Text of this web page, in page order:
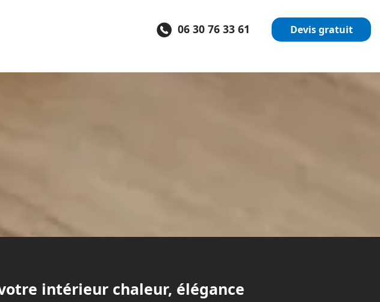
Devis gratuit
06 30 76 33 61
intérieur chaleur, élégance